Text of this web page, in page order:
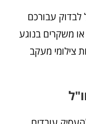
לבדוק עבורכם
משקרים בנוגע
צילומי מעקב